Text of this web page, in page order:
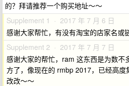
的？拜请推荐一个购买地址～～
Supplement 1 · 2017 年 7 月 6 日
感谢大家帮忙，有没有淘宝的店家名或
Supplement 2 · 2017 年 7 月 7 日
感谢大家的帮忙，ram 这东西是为数不
方了，像现在的 rmbp 2017，已经高
改改～～